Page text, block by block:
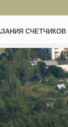
СЧЕТЧИКОВ